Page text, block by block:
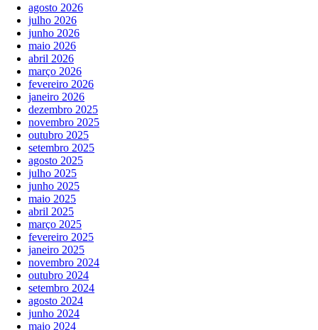
agosto 2026
julho 2026
junho 2026
maio 2026
abril 2026
março 2026
fevereiro 2026
janeiro 2026
dezembro 2025
novembro 2025
outubro 2025
setembro 2025
agosto 2025
julho 2025
junho 2025
maio 2025
abril 2025
março 2025
fevereiro 2025
janeiro 2025
novembro 2024
outubro 2024
setembro 2024
agosto 2024
junho 2024
maio 2024